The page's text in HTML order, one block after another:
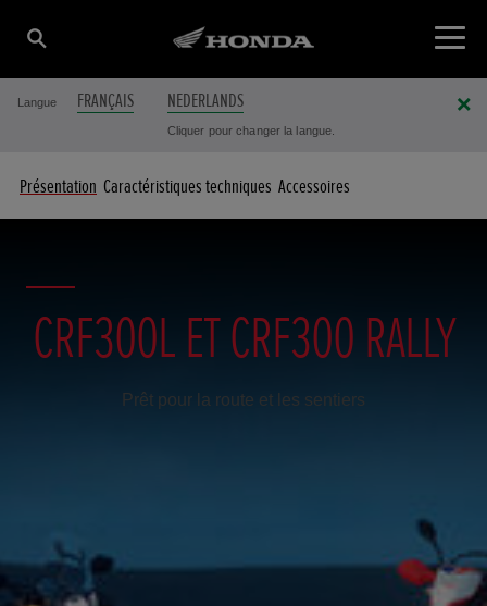
Langue FRANÇAIS NEDERLANDS
Cliquer pour changer la langue.
Présentation Caractéristiques techniques Accessoires
CRF300L ET CRF300 RALLY
Prêt pour la route et les sentiers